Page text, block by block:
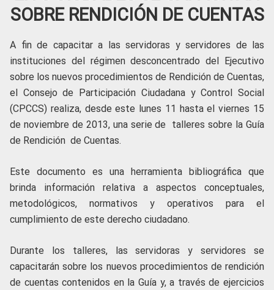
SOBRE RENDICIÓN DE CUENTAS
A fin de capacitar a las servidoras y servidores de las
instituciones del régimen desconcentrado del Ejecutivo
sobre los nuevos procedimientos de Rendición de Cuentas,
el Consejo de Participación Ciudadana y Control Social
(CPCCS) realiza, desde este lunes 11 hasta el viernes 15
de noviembre de 2013, una serie de talleres sobre la Guía
de Rendición de Cuentas.
Este documento es una herramienta bibliográfica que
brinda información relativa a aspectos conceptuales,
metodológicos, normativos y operativos para el
cumplimiento de este derecho ciudadano.
Durante los talleres, las servidoras y servidores se
capacitarán sobre los nuevos procedimientos de rendición
de cuentas contenidos en la Guía y, a través de ejercicios